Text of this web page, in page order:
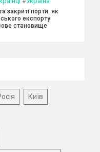
закриті порти: як
експорту
становище
Київ